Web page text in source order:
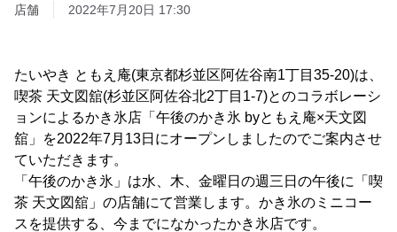
店舗
2022年7月20日 17:30
たいやき ともえ庵(東京都杉並区阿佐谷南1丁目35-20)は、
喫茶 天文図舘(杉並区阿佐谷北2丁目1-7)とのコラボレーシ
ョンによるかき氷店「午後のかき氷 byともえ庵×天文図
舘」を2022年7月13日にオープンしましたのでご案内させ
ていただきます。
「午後のかき氷」は水、木、金曜日の週三日の午後に「喫
茶 天文図舘」の店舗にて営業します。かき氷のミニコー
スを提供する、今までになかったかき氷店です。